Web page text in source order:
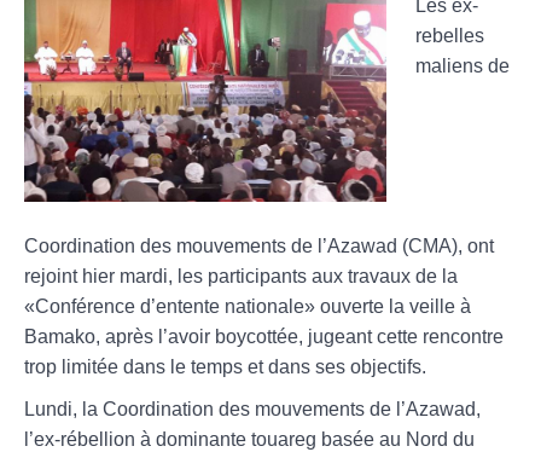
Les ex-
rebelles
maliens de
Coordination des mouvements de l’Azawad (CMA), ont
rejoint hier mardi, les participants aux travaux de la
«Conférence d’entente nationale» ouverte la veille à
Bamako, après l’avoir boycottée, jugeant cette rencontre
trop limitée dans le temps et dans ses objectifs.
Lundi, la Coordination des mouvements de l’Azawad,
l’ex-rébellion à dominante touareg basée au Nord du